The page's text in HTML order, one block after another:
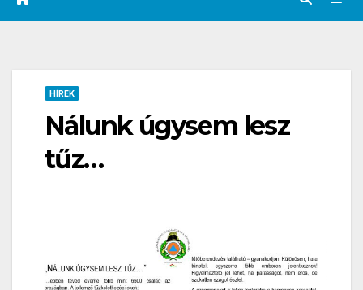
HÍREK
Nálunk úgysem lesz
tűz…